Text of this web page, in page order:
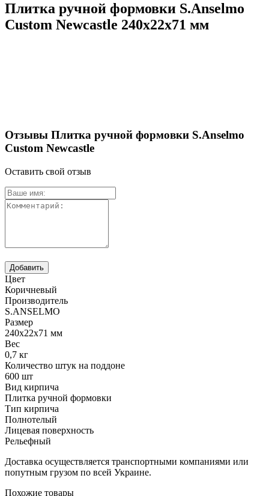
Плитка ручной формовки S.Anselmo
Custom Newcastle 240х22х71 мм
Отзывы Плитка ручной формовки S.Anselmo
Custom Newcastle
Оставить свой отзыв
Цвет
Коричневый
Производитель
S.ANSELMO
Размер
240х22х71 мм
Вес
0,7 кг
Количество штук на поддоне
600 шт
Вид кирпича
Плитка ручной формовки
Тип кирпича
Полнотелый
Лицевая поверхность
Рельефный
Доставка осуществляется транспортными компаниями или
попутным грузом по всей Украине.
Похожие товары